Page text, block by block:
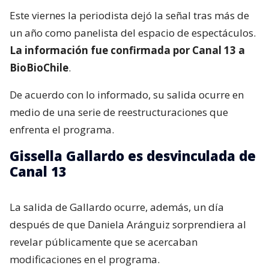
Este viernes la periodista dejó la señal tras más de
un año como panelista del espacio de espectáculos.
La información fue confirmada por Canal 13 a
BioBioChile.
De acuerdo con lo informado, su salida ocurre en
medio de una serie de reestructuraciones que
enfrenta el programa.
Gissella Gallardo es desvinculada de
Canal 13
La salida de Gallardo ocurre, además, un día
después de que Daniela Aránguiz sorprendiera al
revelar públicamente que se acercaban
modificaciones en el programa.